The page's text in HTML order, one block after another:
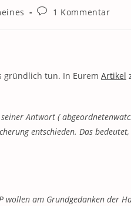
Beitrags-
1 Kommentar
gründlich tun. In Eurem Artikel
Antwort (
entschieden. Das
wollen am Grundgedanken der